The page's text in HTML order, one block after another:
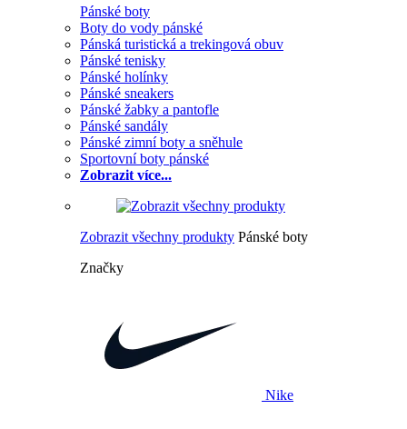
Pánské boty
Boty do vody pánské
Pánská turistická a trekingová obuv
Pánské tenisky
Pánské holínky
Pánské sneakers
Pánské žabky a pantofle
Pánské sandály
Pánské zimní boty a sněhule
Sportovní boty pánské
Zobrazit více...
Zobrazit všechny produkty Pánské boty
Značky
Nike